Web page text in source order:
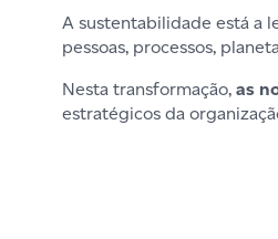
A sustentabilidade está a
pessoas, processos,
Nesta transformação, as
estratégicos da